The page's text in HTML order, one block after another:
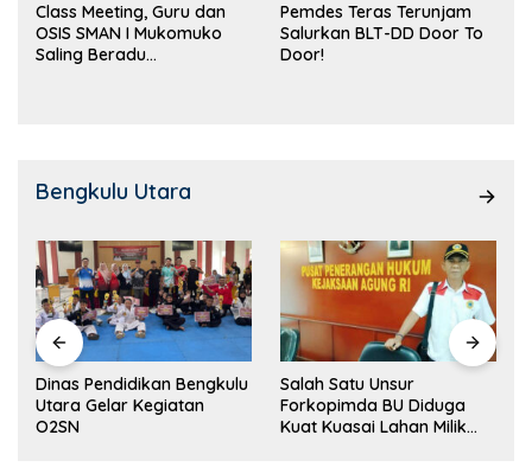
Class Meeting, Guru dan
OSIS SMAN I Mukomuko
Saling Beradu
Pemdes Teras Terunjam
Salurkan BLT-DD Door To
Door!
Bengkulu Utara
Dinas Pendidikan Bengkulu
Utara Gelar Kegiatan
O2SN
Salah Satu Unsur
Forkopimda BU Diduga
Kuat Kuasai Lahan Milik